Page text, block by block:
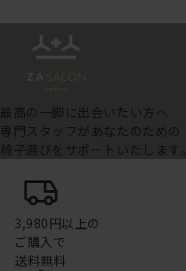
最高の一脚に出会いたい方へ
専門スタッフがあなたのための
椅子選びをサポートいたします。
3,980円以上の
ご購入で
送料無料